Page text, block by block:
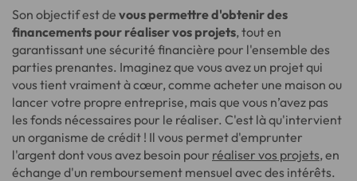
Son objectif est de vous permettre d'obtenir des
financements pour réaliser vos projets, tout en
garantissant une sécurité financière pour l'ensemble des
parties prenantes. Imaginez que vous avez un projet qui
vous tient vraiment à cœur, comme acheter une maison ou
lancer votre propre entreprise, mais que vous n’avez pas
les fonds nécessaires pour le réaliser. C'est là qu'intervient
un organisme de crédit ! Il vous permet d'emprunter
l'argent dont vous avez besoin pour réaliser vos projets, en
échange d'un remboursement mensuel avec des intérêts.